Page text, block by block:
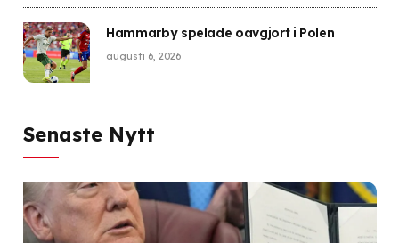
Hammarby spelade oavgjort i Polen
augusti 6, 2026
Senaste Nytt